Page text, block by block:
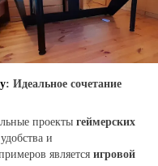
: Идеальное сочетание
проекты геймерских
и
является игровой